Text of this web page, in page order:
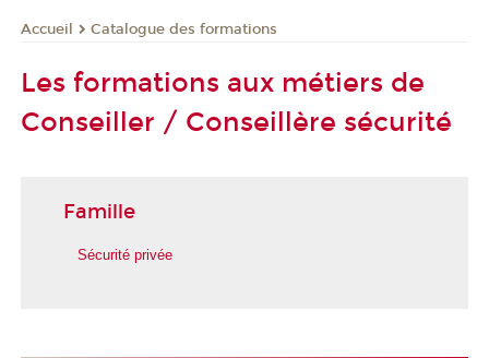
Accueil Catalogue des formations
Les formations aux métiers de
Conseiller / Conseillère sécurité
Famille
Sécurité privée